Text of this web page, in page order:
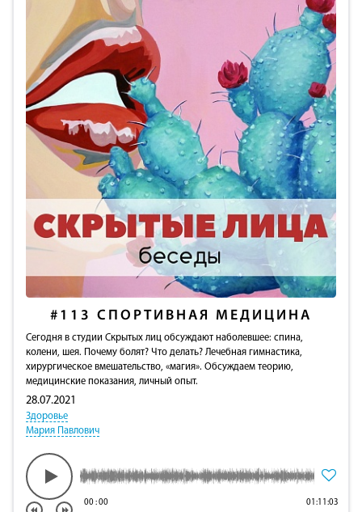
#113 СПОРТИВНАЯ МЕДИЦИНА
Сегодня в студии Скрытых лиц обсуждают наболевшее: cпина,
колени, шея. Почему болят? Что делать? Лечебная гимнастика,
хирургическое вмешательство, «магия». Обсуждаем теорию,
медицинские показания, личный опыт.
28.07.2021
Здоровье
Мария Павлович
00:00 01:11:03